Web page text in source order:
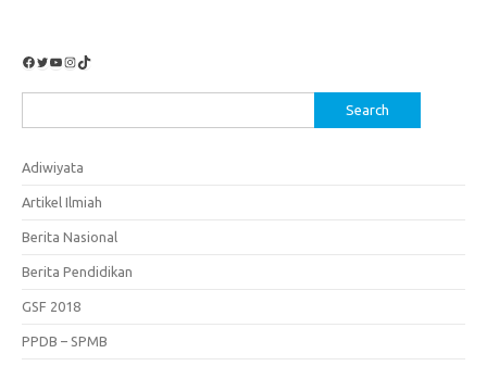
Facebook Twitter YouTube InstagramTikTok
for:
Adiwiyata
Artikel Ilmiah
Berita Nasional
Berita Pendidikan
GSF 2018
PPDB – SPMB